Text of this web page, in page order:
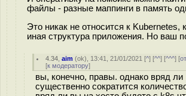
файлы - разные маппинги в память
Это никак не относится к Kubernetes,
иная структура приложения. Но ваш
4.34 ,aim (ok), 13:41, 21/01/2021 [^] [^^] [^^^] [
[к модератору]
вы, конечно, правы. однако вряд ли
существенно сократится